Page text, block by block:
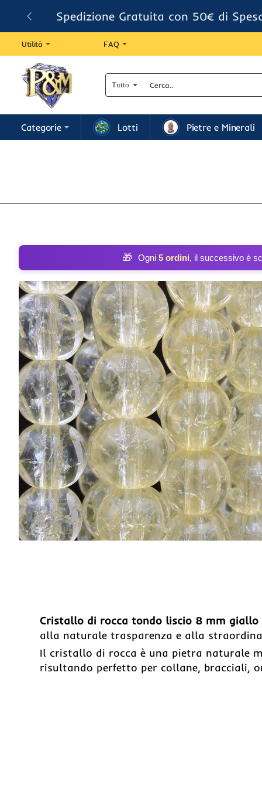
Spedizione Gratuita con 50€ di
Utilità FAQ
Tutto
Cerca..
Categorie Lotti Pietre e Minerali
🎁 Ogni 5 ordini, il successivo è
Cristallo di rocca tondo liscio 8 mm
alla naturale trasparenza e alla
Il cristallo di rocca è una pietra naturale
risultando perfetto per collane, bracciali,